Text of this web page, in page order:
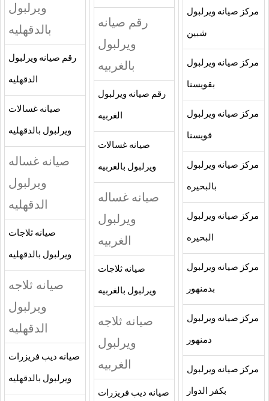
مركز صيانه ويرلبول
شبين
مركز صيانه ويرلبول
بقويسنا
مركز صيانه ويرلبول
قويسنا
مركز صيانه ويرلبول
بالبحيره
مركز صيانه ويرلبول
البحيره
مركز صيانه ويرلبول
بدمنهور
مركز صيانه ويرلبول
دمنهور
مركز صيانه ويرلبول
بكفر الدوار
رقم صيانه
ويرلبول
بالغربيه
رقم صيانه ويرلبول
الغربيه
صيانه غسالات
ويرلبول بالغربيه
صيانه غساله
ويرلبول
الغربيه
صيانه ثلاجات
ويرلبول بالغربيه
صيانه ثلاجه
ويرلبول
الغربيه
صيانه ديب فريزرات
ويرلبول
بالدقهليه
رقم صيانه ويرلبول
الدقهليه
صيانه غسالات
ويرلبول بالدقهليه
صيانه غساله
ويرلبول
الدقهليه
صيانه ثلاجات
ويرلبول بالدقهليه
صيانه ثلاجه
ويرلبول
الدقهليه
صيانه ديب فريزرات
ويرلبول بالدقهليه